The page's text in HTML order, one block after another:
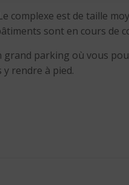
complexe est de taille
sont en cours de
parking où vous
rendre à pied.